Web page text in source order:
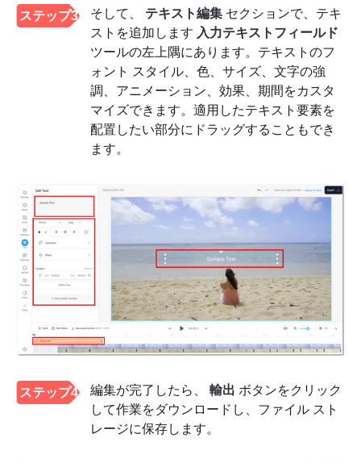
ステップ3 そして、 テキスト編集 セクションで、テキ
ストを追加します 入力テキストフィールド
ツールの左上隅にあります。テキストのフ
ォント スタイル、色、サイズ、文字の強
調、アニメーション、効果、期間をカスタ
マイズできます。適用したテキスト要素を
配置したい部分にドラッグすることもでき
ます。
ステップ4 編集が完了したら、 輸出 ボタンをクリック
して作業をダウンロードし、ファイル スト
レージに保存します。